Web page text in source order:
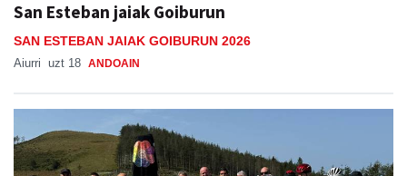
San Esteban jaiak Goiburun
SAN ESTEBAN JAIAK GOIBURUN 2026
Aiurri uzt 18 ANDOAIN